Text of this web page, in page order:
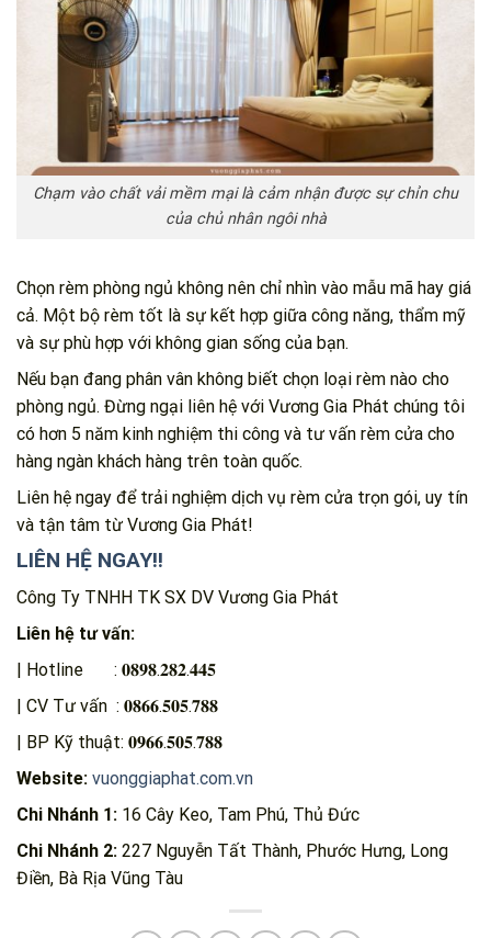
Chạm vào chất vải mềm mại là cảm nhận được sự chỉn chu
của chủ nhân ngôi nhà
Chọn rèm phòng ngủ không nên chỉ nhìn vào mẫu mã hay giá
cả. Một bộ rèm tốt là sự kết hợp giữa công năng, thẩm mỹ
và sự phù hợp với không gian sống của bạn.
Nếu bạn đang phân vân không biết chọn loại rèm nào cho
phòng ngủ. Đừng ngại liên hệ với Vương Gia Phát chúng tôi
có hơn 5 năm kinh nghiệm thi công và tư vấn rèm cửa cho
hàng ngàn khách hàng trên toàn quốc.
Liên hệ ngay để trải nghiệm dịch vụ rèm cửa trọn gói, uy tín
và tận tâm từ Vương Gia Phát!
LIÊN HỆ NGAY!!
Công Ty TNHH TK SX DV Vương Gia Phát
Liên hệ tư vấn:
| Hotline : 𝟎𝟖𝟗𝟖.𝟐𝟖𝟐.𝟒𝟒𝟓
| CV Tư vấn : 𝟎𝟖𝟔𝟔.𝟓𝟎𝟓.𝟕𝟖𝟖
| BP Kỹ thuật: 𝟎𝟗𝟔𝟔.𝟓𝟎𝟓.𝟕𝟖𝟖
Website: vuonggiaphat.com.vn
Chi Nhánh 1: 16 Cây Keo, Tam Phú, Thủ Đức
Chi Nhánh 2: 227 Nguyễn Tất Thành, Phước Hưng, Long
Điền, Bà Rịa Vũng Tàu